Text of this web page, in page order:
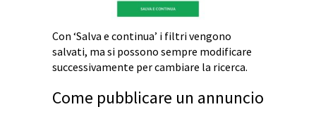
Con ‘Salva e continua’ i filtri vengono
salvati, ma si possono sempre modificare
successivamente per cambiare la ricerca.
Come pubblicare un annuncio